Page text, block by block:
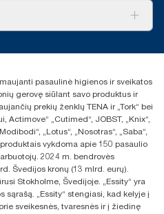
pasaulinė higienos ir sveikatos
gerovę siūlant savo produktus ir
prekių ženklų TENA ir „Tork“ bei
„Cutimed“, JOBST, „Knix“,
„Lotus“, „Nosotras“, „Saba“,
produktais vykdoma apie 150 pasaulio
2024 m. bendrovės
Švedijos kronų (13 mlrd. eurų).
Stokholme, Švedijoje. „Essity“ yra
sąrašą. „Essity“ stengiasi, kad kelyje į
sveikesnės, tvaresnės ir į žiedinę